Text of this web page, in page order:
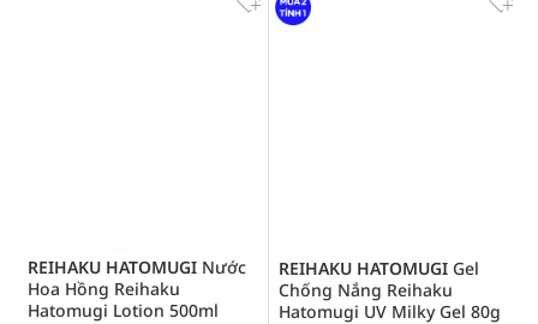
REIHAKU HATOMUGI Nước
Hoa Hồng Reihaku
Hatomugi Lotion 500ml
REIHAKU HATOMUGI Gel
Chống Nắng Reihaku
Hatomugi UV Milky Gel 80g